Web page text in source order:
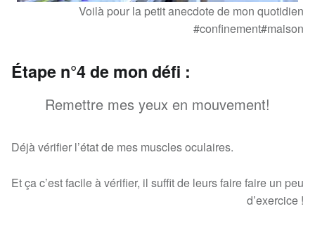
Voilà pour la petit anecdote de mon quotidien
#confinement#maison
Étape n°4 de mon défi :
Remettre mes yeux en mouvement!
Déjà vérifier l’état de mes muscles oculaires.
Et ça c’est facile à vérifier, il suffit de leurs faire faire un peu
d’exercice !